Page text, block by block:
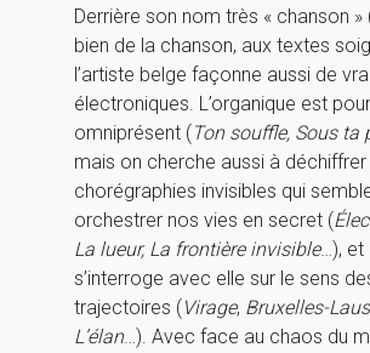
Derrière son nom très « chanson »
bien de la chanson, aux textes
l’artiste belge façonne aussi de
électroniques. L’organique est
omniprésent (Ton souffle, Sous ta
mais on cherche aussi à déchiffrer
chorégraphies invisibles qui
orchestrer nos vies en secret (
La lueur, La frontière invisible…), et
s’interroge avec elle sur le sens
trajectoires (Virage, Bruxelles-
L’élan…). Avec face au chaos du